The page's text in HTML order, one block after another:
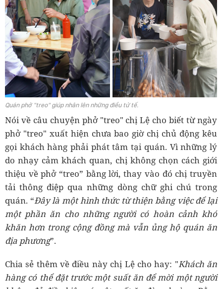
Quán phở "treo" giúp nhân lên những điều tử tế.
Nói về câu chuyện phở "treo" chị Lệ cho biết từ ngày
phở "treo" xuất hiện chưa bao giờ chị chủ động kêu
gọi khách hàng phải phát tâm tại quán. Vì những lý
do nhạy cảm khách quan, chị không chọn cách giới
thiệu về phở “treo” bằng lời, thay vào đó chị truyền
tải thông điệp qua những dòng chữ ghi chú trong
quán. “Đây là một hình thức từ thiện bằng việc để lại
một phần ăn cho những người có hoàn cảnh khó
khăn hơn trong cộng đồng mà vẫn ủng hộ quán ăn
địa phương”.
Chia sẻ thêm về điều này chị Lệ cho hay: "Khách ăn
hàng có thể đặt trước một suất ăn để mời một người